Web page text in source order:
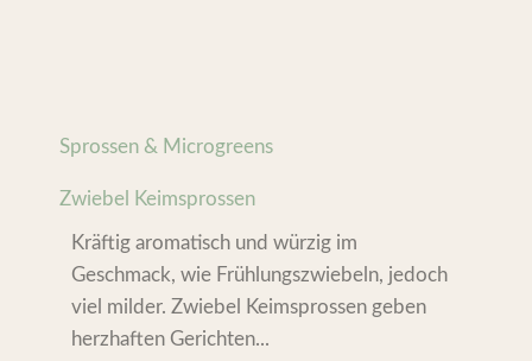
Sprossen & Microgreens
Zwiebel Keimsprossen
Kräftig aromatisch und würzig im
Geschmack, wie Frühlungszwiebeln, jedoch
viel milder. Zwiebel Keimsprossen geben
herzhaften Gerichten...